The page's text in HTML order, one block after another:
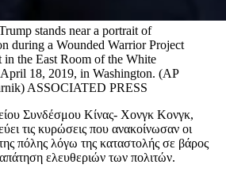
stands near a portrait of
during a Wounded Warrior Project
in the East Room of the White
18, 2019, in Washington. (AP
ASSOCIATED PRESS
Συνδέσμου Κίνας- Χονγκ Κονγκ,
τις κυρώσεις που ανακοίνωσαν οι
πόλης λόγω της καταστολής σε βάρος
ελευθεριών των πολιτών.